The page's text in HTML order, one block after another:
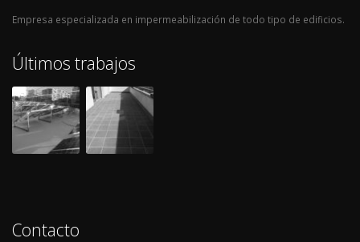
Empresa especializada en impermeabilización de todo tipo de edificios.
Últimos trabajos
Contacto